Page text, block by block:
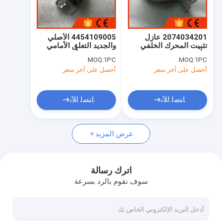
جولة في المعمل
ضبط الجودة
اتصل بنا
طلب اقتباس
حقن بوسخ للسكك الحديدية المشتركة
شاحن توربيني
4454109005 الأصلي
والجديد التعلق الأمامي
كرة المفاصل المفاصل
لسانغيونغ ريكستون
MOQ:1PC
أحصل على آخر سعر
ﺎﺘﺼﻟ ﺍﻶﻧ
2074034201 عازل
تثبيت المحرك الخلفي
سانج يونج كوراندو 2.0
MOQ:1PC
أحصل على آخر سعر
ﺎﺘﺼﻟ ﺍﻶﻧ
عرض المزيد
اترك رسالة
سوف نقوم بالرد بسرعة